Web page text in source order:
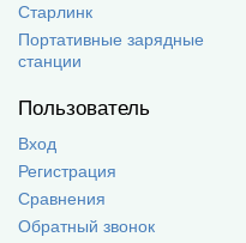
Старлинк
Портативные зарядные
станции
Пользователь
Вход
Регистрация
Сравнения
Обратный звонок